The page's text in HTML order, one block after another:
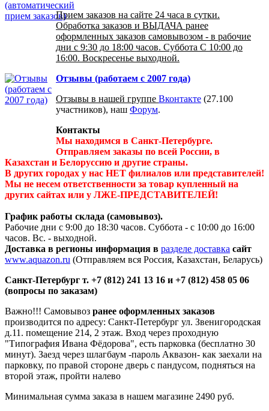
Прием заказов на сайте 24 часа в сутки.
Обработка заказов и ВЫДАЧА ранее
оформленных заказов самовывозом - в рабочие
дни с 9:30 до 18:00 часов. Суббота С 10:00 до
16:00. Воскресенье выходной.
Отзывы (работаем с 2007 года)
Отзывы в нашей группе Вконтакте (27.100
участников), наш Форум.
Контакты
Мы находимся в Санкт-Петербурге.
Отправляем заказы по всей России, в
Казахстан и Белоруссию и другие страны.
В других городах у нас НЕТ филиалов или представителей!
Мы не несем ответственности за товар купленный на
других сайтах или у ЛЖЕ-ПРЕДСТАВИТЕЛЕЙ!
График работы склада (самовывоз).
Рабочие дни с 9:00 до 18:30 часов. Суббота - с 10:00 до 16:00
часов. Вс. - выходной.
Доставка в регионы информация в разделе доставка сайт
www.aquazon.ru (Отправляем вся Россия, Казахстан, Беларусь)
Санкт-Петербург т. +7 (812) 241 13 16 и +7 (812) 458 05 06
(вопросы по заказам)
Важно!!! Самовывоз ранее оформленных заказов
производится по адресу: Санкт-Петербург ул. Звенигородская
д.11. помещение 214, 2 этаж. Вход через проходную
"Типография Ивана Фёдорова", есть парковка (бесплатно 30
минут). Заезд через шлагбаум -пароль Аквазон- как заехали на
парковку, по правой стороне дверь с пандусом, подняться на
второй этаж, пройти налево
Минимальная сумма заказа в нашем магазине 2490 руб.